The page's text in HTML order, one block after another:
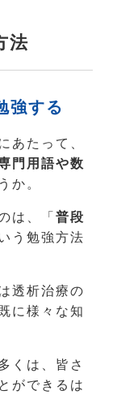
法
強する
あたって、
門用語や数
か。
は、「 普段
う勉強方法
透析治療の
に様々な知
くは、皆さ
ができるは